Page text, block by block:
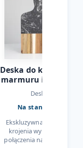
Deska do krojenia z
marmuru i drewna
akacjowego
Deski
Na stanie: 11
Ekskluzywna deska do
krojenia wykonana z
połączenia naturalnego